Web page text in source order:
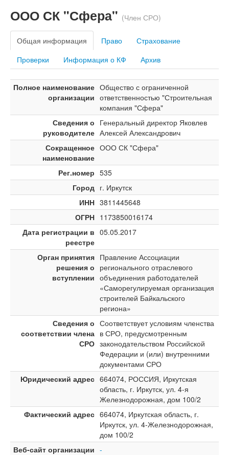
ООО СК "Сфера" (Член СРО)
Общая информация Право
Страхование
Проверки
Информация о КФ Архив
Полное наименование
организации
Общество с ограниченной
ответственностью "Строительная
компания "Сфера"
Сведения о
руководителе
Генеральный директор Яковлев
Алексей Александрович
Сокращенное
наименование
ООО СК "Сфера"
Рег.номер 535
Город г. Иркутск
ИНН 3811445648
ОГРН 1173850016174
Дата регистрации в
реестре
05.05.2017
Орган принятия
решения о
вступлении
Правление Ассоциации
регионального отраслевого
объединения работодателей
«Саморегулируемая организация
строителей Байкальского
региона»
Сведения о
соответствии члена
СРО
Соответствует условиям членства
в СРО, предусмотренным
законодательством Российской
Федерации и (или) внутренними
документами СРО
Юридический адрес 664074, РОССИЯ, Иркутская
область, г. Иркутск, ул. 4-я
Железнодорожная, дом 100/2
Фактический адрес 664074, Иркутская область, г.
Иркутск, ул. 4-Железнодорожная,
дом 100/2
Веб-сайт организации -